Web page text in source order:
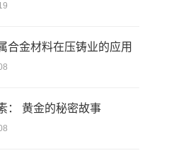
合金材料在压铸业的应用
： 黄金的秘密故事